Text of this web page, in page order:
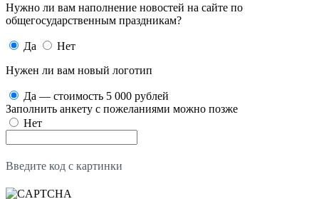
Нужно ли вам наполнение новостей на сайте по
общегосударственным праздникам?
Да
Нет
Нужен ли вам новый логотип
Да — стоимость 5 000 рублей
Заполнить анкету с пожеланиями можно позже
Нет
Введите код с картинки